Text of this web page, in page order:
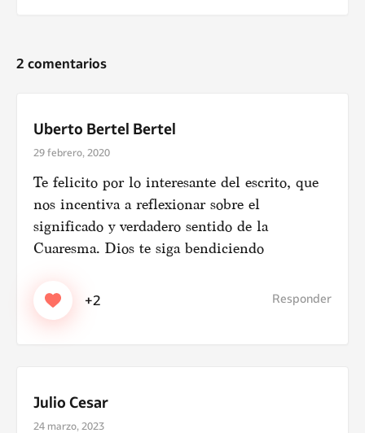
Nombre*
Correo electrónico*
2 comentarios
Uberto Bertel Bertel
29 febrero, 2020
Te felicito por lo interesante del escrito, que
nos incentiva a reflexionar sobre el
significado y verdadero sentido de la
Cuaresma. Dios te siga bendiciendo
+2 Responder
Julio Cesar
24 marzo, 2023